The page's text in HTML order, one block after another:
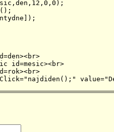
id=mesic><br>